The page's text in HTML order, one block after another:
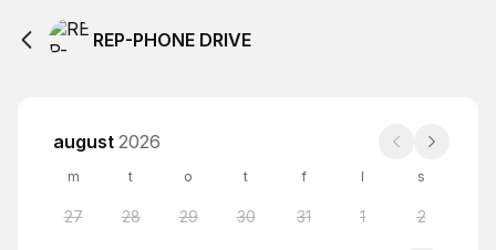
REP-PHONE DRIVE
august 2026
m t o t f l s
27 28 29 30 31 1 2